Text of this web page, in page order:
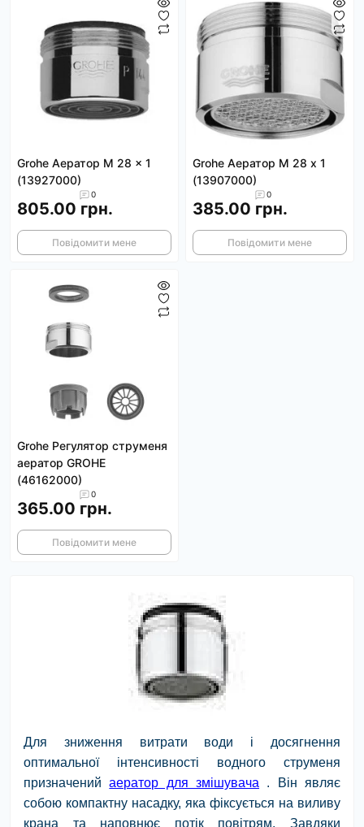
Grohe Аератор M 28 x 1
(13927000)
0
805.00 грн.
Повідомити мене
Grohe Аератор М 28 х 1
(13907000)
0
385.00 грн.
Повідомити мене
Grohe Регулятор струменя
аератор GROHE
(46162000)
0
365.00 грн.
Повідомити мене
Для зниження витрати води і досягнення
оптимальної інтенсивності водного струменя
призначенийаератор для змішувача . Він являє
собою компактну насадку, яка фіксується на виливу
крана та наповнює потік повітрям. Завдяки